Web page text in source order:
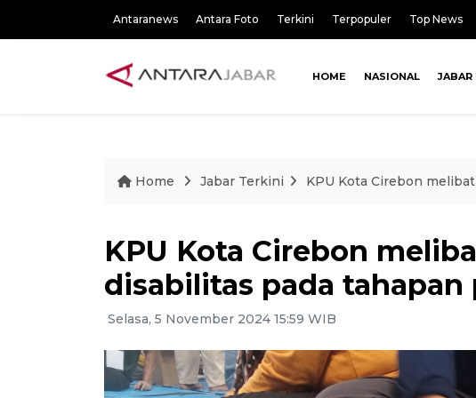
Antaranews Antara Foto Terkini Terpopuler Top News
HOME NASIONAL JABAR
Home Jabar Terkini KPU Kota Cirebon
KPU Kota Cirebon
disabilitas pada tahapan
Selasa, 5 November 2024 15:59 WIB